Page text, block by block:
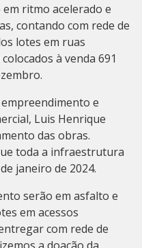
ritmo acelerado e
contando com rede de
lotes em ruas
à venda 691
e
Luis Henrique
das obras.
toda a infraestrutura
janeiro de 2024.
serão em asfalto e
em acessos
com rede de